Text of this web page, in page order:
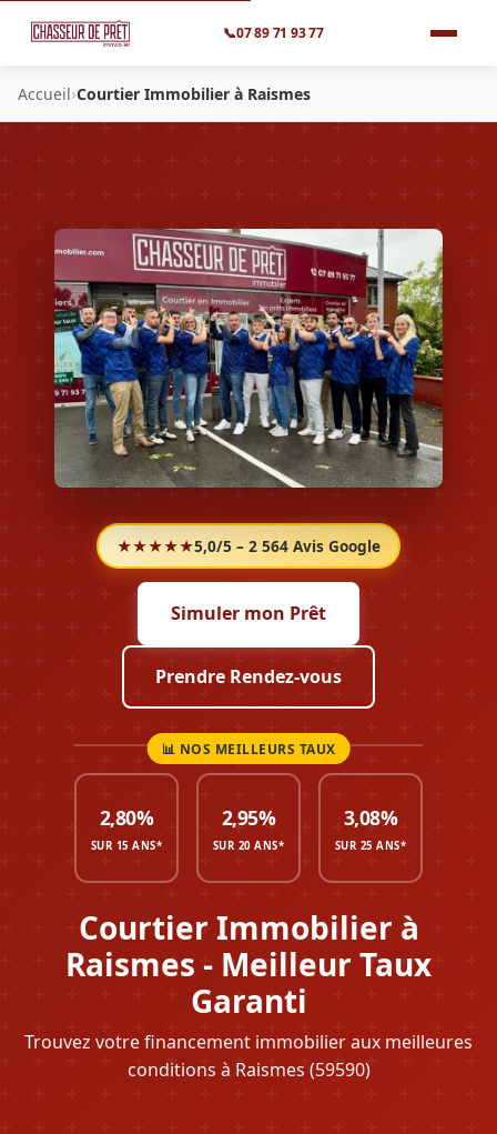
📞07 89 71 93 77
Accueil›Courtier Immobilier à Raismes
★★★★★5,0/5 – 2 564 Avis Google
Courtier Immobilier à
Raismes - Meilleur Taux
Garanti
Trouvez votre financement immobilier aux meilleures
conditions à Raismes (59590)
Simuler mon Prêt
Prendre Rendez-vous
2,80%
SUR 15 ANS*
2,95%
SUR 20 ANS*
3,08%
SUR 25 ANS*